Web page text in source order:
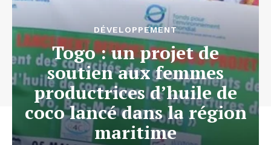
DÉVELOPPEMENT
Togo : un projet de
soutien aux femmes
productrices d’huile de
coco lancé dans la région
maritime